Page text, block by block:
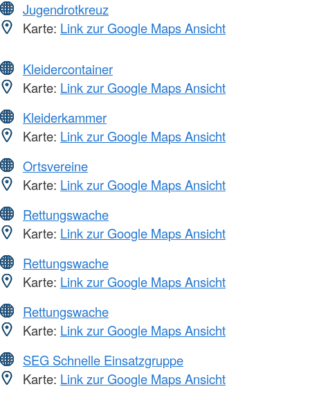
Jugendrotkreuz
Karte: Link zur Google Maps Ansicht
Kleidercontainer
Karte: Link zur Google Maps Ansicht
Kleiderkammer
Karte: Link zur Google Maps Ansicht
Ortsvereine
Karte: Link zur Google Maps Ansicht
Rettungswache
Karte: Link zur Google Maps Ansicht
Rettungswache
Karte: Link zur Google Maps Ansicht
Rettungswache
Karte: Link zur Google Maps Ansicht
SEG Schnelle Einsatzgruppe
Karte: Link zur Google Maps Ansicht